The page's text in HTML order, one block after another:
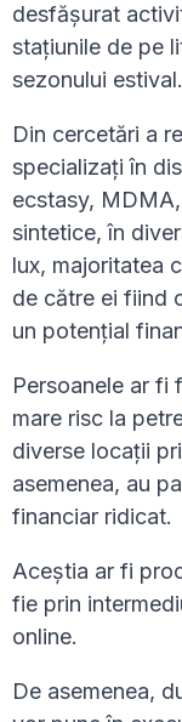
desfășurat
stațiunile de pe
sezonului estival.
Din cercetări a
specializați în
ecstasy,
sintetice, în
lux, majoritatea
de către ei fiind
un potențial
Persoanele ar fi
mare risc la
diverse locații
asemenea, au
financiar ridicat.
Aceștia ar fi
fie prin
online.
De asemenea,